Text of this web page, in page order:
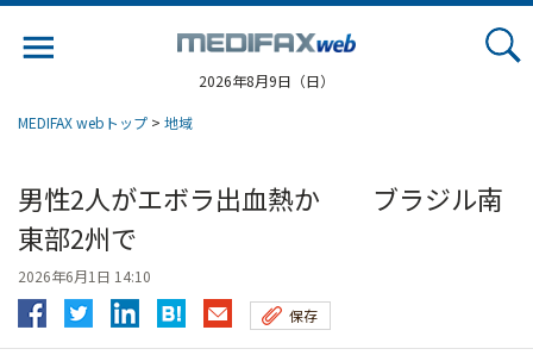
2026年8月9日（日）
MEDIFAX webトップ > 地域
男性2人がエボラ出血熱か ブラジル南
東部2州で
2026年6月1日 14:10
保存